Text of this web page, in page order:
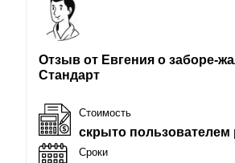
Отзыв от Евгения о заборе-
Стандарт
Стоимость
скрыто пользователем
Сроки